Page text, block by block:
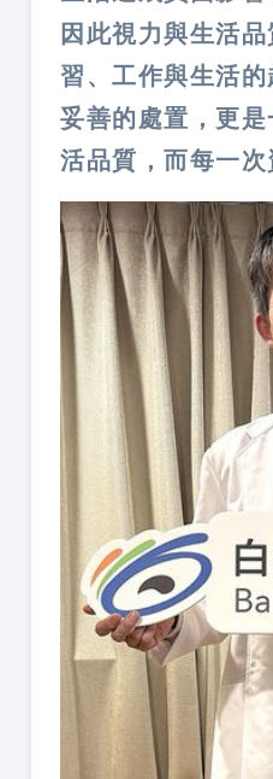
因此視力與生活
習、工作與生活
妥善的處置，更
活品質，而每一次